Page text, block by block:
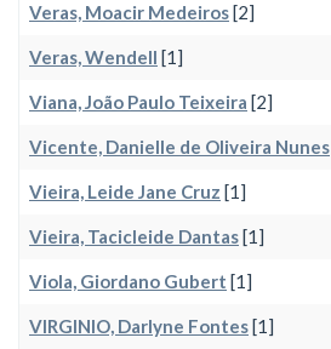
Veras, Moacir Medeiros[2]
Veras, Wendell [1]
Viana, João Paulo Teixeira [2]
Vicente, Danielle de Oliveira Nunes
Vieira, Leide Jane Cruz [1]
Vieira, Tacicleide Dantas[1]
Viola, Giordano Gubert [1]
VIRGINIO, Darlyne Fontes[1]